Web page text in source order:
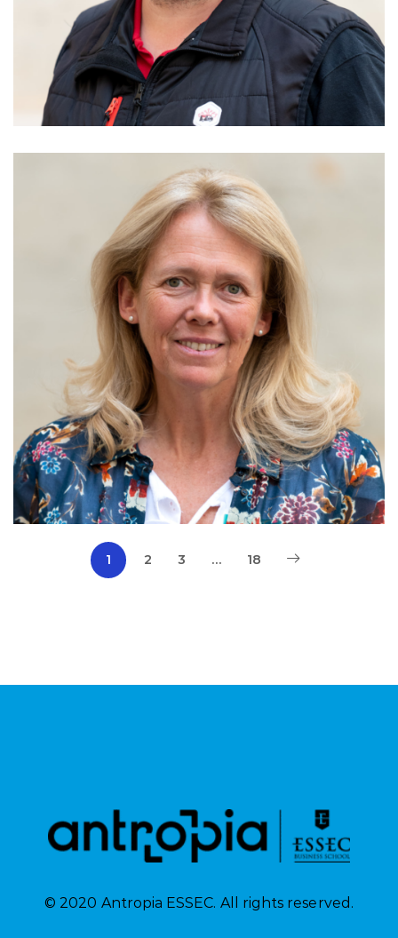
MAINTIEN DE L'AUTONOMIE, BIEN-VEILLIR,
AIDANCE
1 2 3 … 18
© 2020 Antropia ESSEC. All rights reserved.